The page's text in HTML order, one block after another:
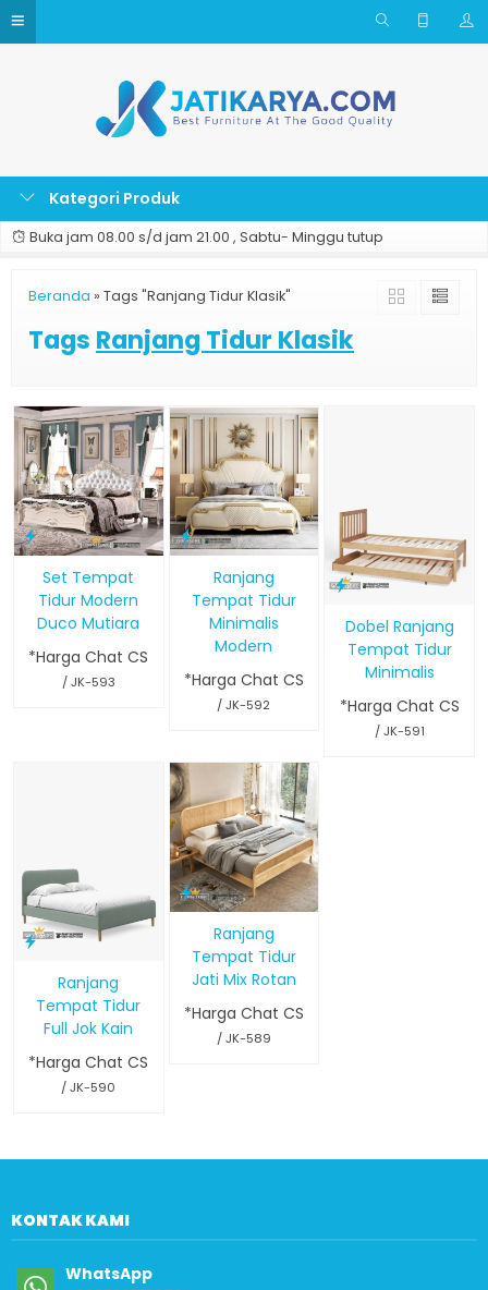
Kategori Produk
Buka jam 08.00 s/d jam 21.00 , Sabtu- Minggu tutup
Beranda » Tags "Ranjang Tidur Klasik"
Tags Ranjang Tidur Klasik
Set Tempat
Tidur Modern
Duco Mutiara
*Harga Chat CS
/ JK-593
Ranjang
Tempat Tidur
Minimalis
Modern
*Harga Chat CS
/ JK-592
Dobel Ranjang
Tempat Tidur
Minimalis
*Harga Chat CS
/ JK-591
Ranjang
Tempat Tidur
Full Jok Kain
*Harga Chat CS
/ JK-590
Ranjang
Tempat Tidur
Jati Mix Rotan
*Harga Chat CS
/ JK-589
KONTAK KAMI
WhatsApp